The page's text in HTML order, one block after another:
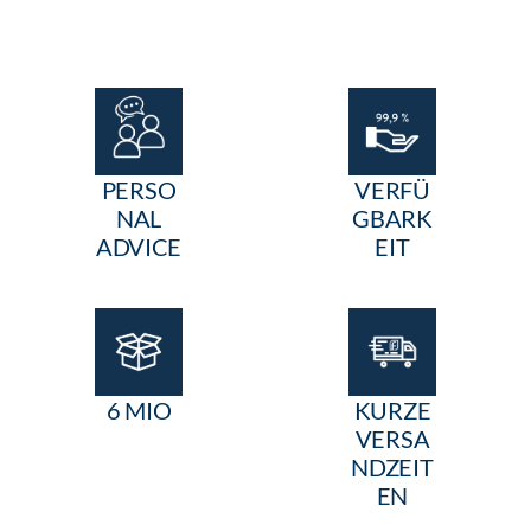
PERSO
NAL
ADVICE
VERFÜ
GBARK
EIT
6 MIO
KURZE
VERSA
NDZEIT
EN